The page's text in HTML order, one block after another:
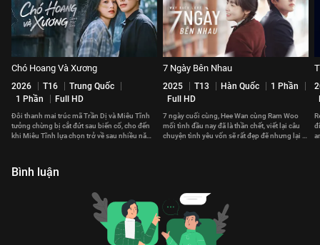
Chó Hoang Và Xương
2026 T16
Trung Quốc
1 Phần
Full HD
Đôi thanh mai trúc mã Trần Dị và Miêu Tĩnh
tưởng chừng bị cắt đứt sau biến cố, cho đến
khi Miêu Tĩnh lựa chọn trở về sau nhiều năm
7 Ngày Bên Nhau
2025 T13 Hàn Quốc
1 Phần
Full HD
7 ngày cuối cùng, Hee Wan cùng Ram Woo
mối tình đầu nay đã là thần chết, viết lại câu
chuyện tình yêu vốn sẽ rất đẹp đẽ nhưng lại bị
Bình luận